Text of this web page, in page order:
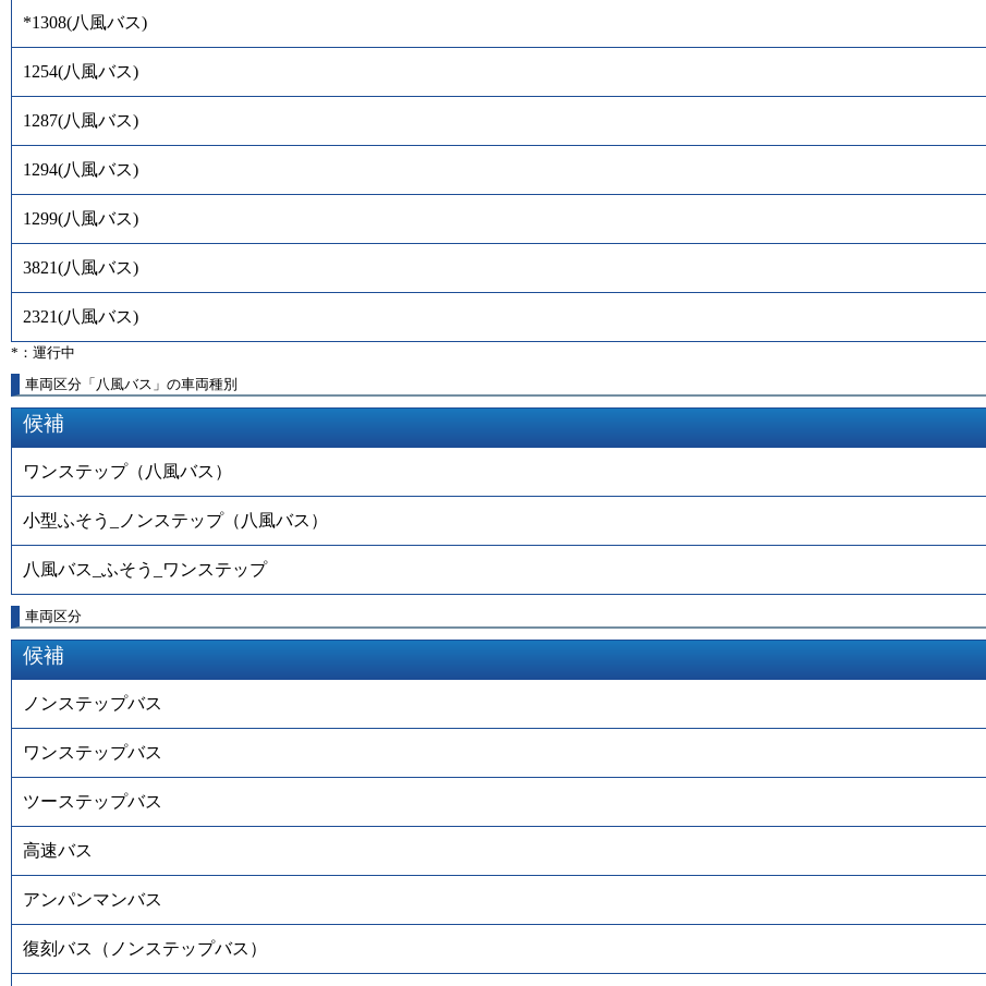
*1308(八風バス)
1254(八風バス)
1287(八風バス)
1294(八風バス)
1299(八風バス)
3821(八風バス)
2321(八風バス)
*：運行中
車両区分「八風バス」の車両種別
候補
ワンステップ（八風バス）
小型ふそう_ノンステップ（八風バス）
八風バス_ふそう_ワンステップ
車両区分
候補
ノンステップバス
ワンステップバス
ツーステップバス
高速バス
アンパンマンバス
復刻バス（ノンステップバス）